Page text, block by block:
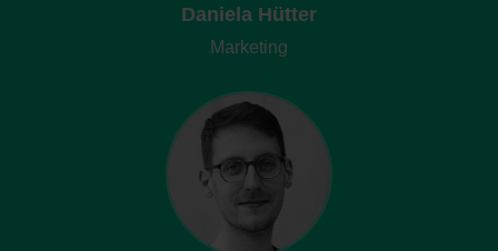
Daniela Hütter
Marketing